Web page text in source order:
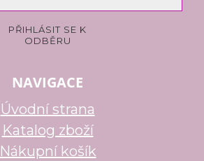
NAVIGACE
Úvodní strana
Katalog zboží
Nákupní košík